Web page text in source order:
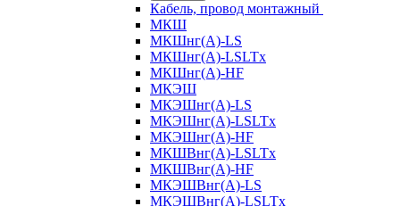
Кабель, провод монтажный
МКШ
МКШнг(А)-LS
МКШнг(А)-LSLTx
МКШнг(А)-HF
МКЭШ
МКЭШнг(А)-LS
МКЭШнг(А)-LSLTx
МКЭШнг(А)-HF
МКШВнг(A)-LSLTx
МКШВнг(А)-HF
МКЭШВнг(А)-LS
МКЭШВнг(A)-LSLTx